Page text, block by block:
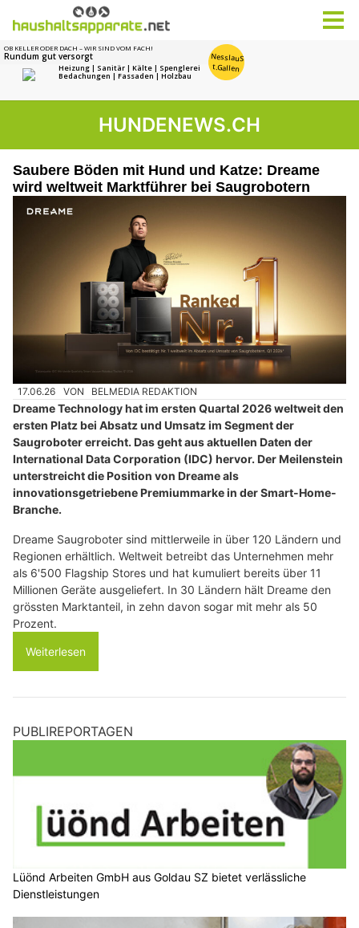
HUNDENEWS.CH
Saubere Böden mit Hund und Katze: Dreame
wird weltweit Marktführer bei Saugrobotern
17.06.26 VON BELMEDIA REDAKTION
Dreame Technology hat im ersten Quartal 2026 weltweit den
ersten Platz bei Absatz und Umsatz im Segment der
Saugroboter erreicht. Das geht aus aktuellen Daten der
International Data Corporation (IDC) hervor. Der Meilenstein
unterstreicht die Position von Dreame als
innovationsgetriebene Premiummarke in der Smart-Home-
Branche.
Dreame Saugroboter sind mittlerweile in über 120 Ländern und
Regionen erhältlich. Weltweit betreibt das Unternehmen mehr
als 6'500 Flagship Stores und hat kumuliert bereits über 11
Millionen Geräte ausgeliefert. In 30 Ländern hält Dreame den
grössten Marktanteil, in zehn davon sogar mit mehr als 50
Prozent.
Weiterlesen
PUBLIREPORTAGEN
Lüönd Arbeiten GmbH aus Goldau SZ bietet verlässliche
Dienstleistungen